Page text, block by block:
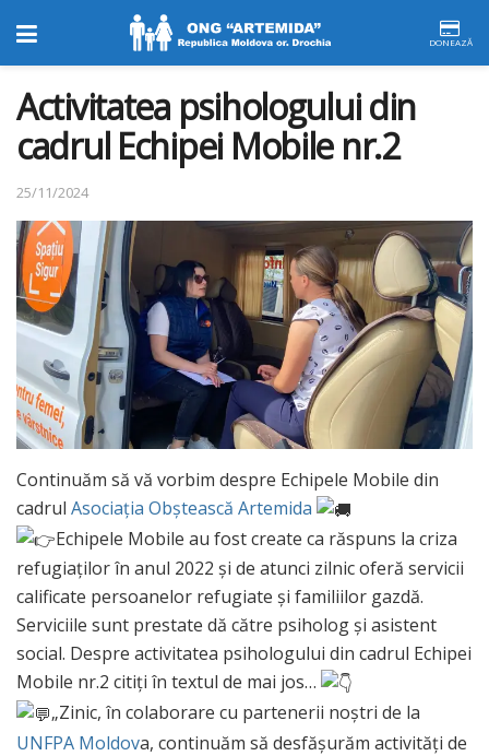
DONEAZĂ
Activitatea psihologului din
cadrul Echipei Mobile nr.2
25/11/2024
Continuăm să vă vorbim despre Echipele Mobile din
cadrul Asociația Obștească Artemida
Echipele Mobile au fost create ca răspuns la criza
refugiaților în anul 2022 și de atunci zilnic oferă servicii
calificate persoanelor refugiate și familiilor gazdă.
Serviciile sunt prestate dă către psiholog și asistent
social. Despre activitatea psihologului din cadrul Echipei
Mobile nr.2 citiți în textul de mai jos…
„Zinic, în colaborare cu partenerii noștri de la
UNFPA Moldova, continuăm să desfășurăm activități de